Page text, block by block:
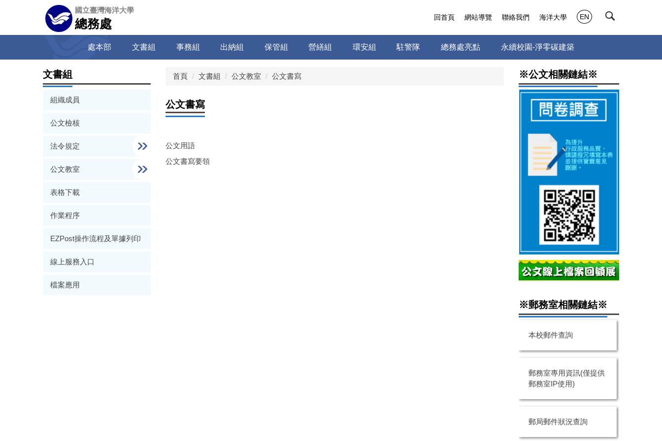
容
國立臺灣海洋大學
總務處
處本部 文書組 事務組 出納組 保管組 營繕組 環安組 駐警隊 總務處亮點 永續校園-淨零碳建築
回首頁 網站導覽 聯絡我們 海洋大學 EN
文書組
組織成員
公文檢核
法令規定
公文教室
表格下載
作業程序
EZPost操作流程及單據列印
線上服務入口
檔案應用
首頁 文書組 公文教室 公文書寫
公文書寫
公文用語
公文書寫要領
※公文相關鏈結※
※郵務室相關鏈結※
本校郵件查詢
郵務室專用資訊(僅提供
郵務室IP使用)
郵局郵件狀況查詢